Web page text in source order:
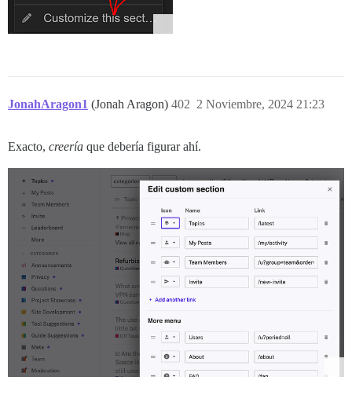
JonahAragon1 (Jonah Aragon) 2 Noviembre, 2024 21:23
402
Exacto, creería que debería figurar ahí.